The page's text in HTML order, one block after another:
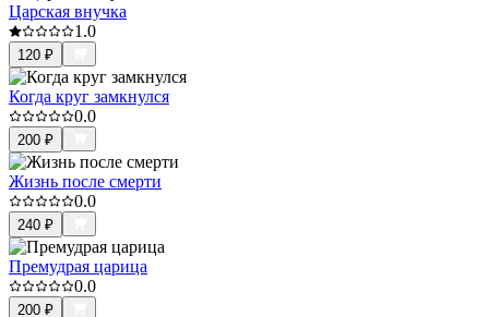
Царская внучка
1.0
120 ₽
Когда круг замкнулся
0.0
200 ₽
Жизнь после смерти
0.0
240 ₽
Премудрая царица
0.0
200 ₽